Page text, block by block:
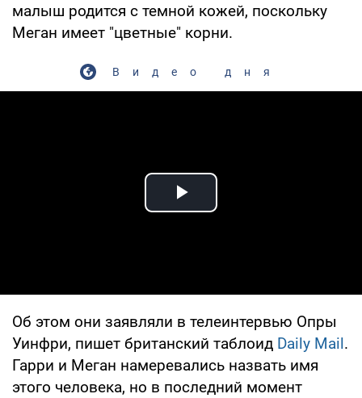
малыш родится с темной кожей, поскольку
Меган имеет "цветные" корни.
Видео дня
Play Video
Об этом они заявляли в телеинтервью Опры
Уинфри, пишет британский таблоид Daily Mail.
Гарри и Меган намеревались назвать имя
этого человека, но в последний момент